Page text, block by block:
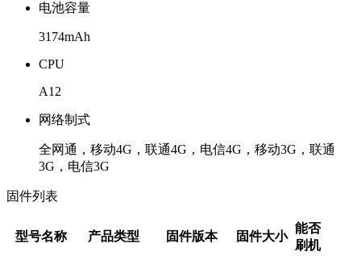
电池容量
3174mAh
CPU
A12
网络制式
全网通，移动4G，联通4G，电信4G，移动3G，联通
3G，电信3G
固件列表
型号名称 产品类型 固件版本 固件大小
能否
刷机